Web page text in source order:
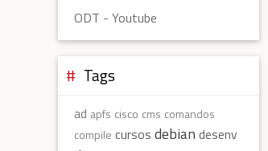
ODT - Youtube
Tags
ad apfs cisco cms comandos
compile cursos debian desenv